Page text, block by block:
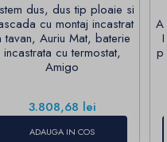
dus, dus tip ploaie si
cu montaj incastrat
tavan, Auriu Mat, baterie
incastrata cu termostat,
Amigo
Pret
3.808,68 lei
ADAUGA IN COS